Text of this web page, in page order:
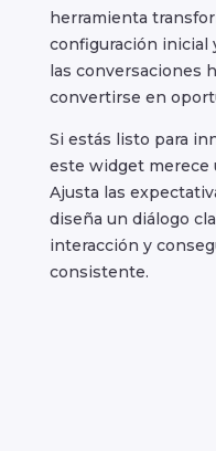
herramienta
configuración inicial
las conversaciones
convertirse en
Si estás listo para
este widget merece
Ajusta las
diseña un diálogo
interacción y
consistente.